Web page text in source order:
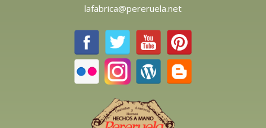
lafabrica@pereruela.net